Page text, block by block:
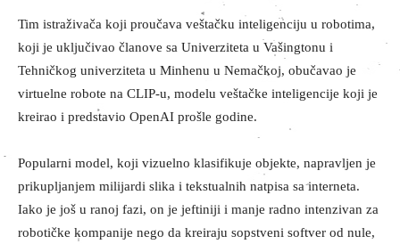
Tim istraživača koji proučava veštačku inteligenciju u robotima,
koji je uključivao članove sa Univerziteta u Vašingtonu i
Tehničkog univerziteta u Minhenu u Nemačkoj, obučavao je
virtuelne robote na CLIP-u, modelu veštačke inteligencije koji je
kreirao i predstavio OpenAI prošle godine.
Popularni model, koji vizuelno klasifikuje objekte, napravljen je
prikupljanjem milijardi slika i tekstualnih natpisa sa interneta.
Iako je još u ranoj fazi, on je jeftiniji i manje radno intenzivan za
robotičke kompanije nego da kreiraju sopstveni softver od nule,